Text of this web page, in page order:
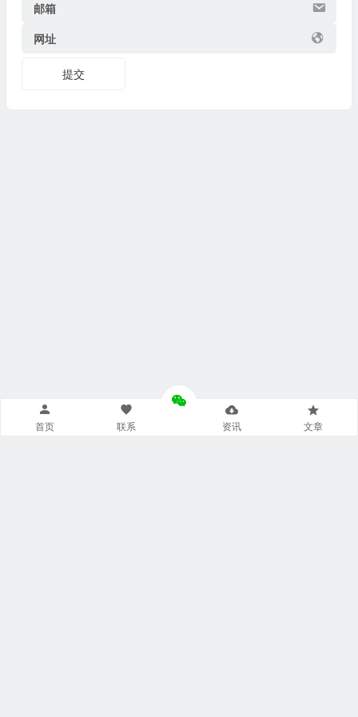
邮箱
网址
提交
首页 联系 资讯 文章